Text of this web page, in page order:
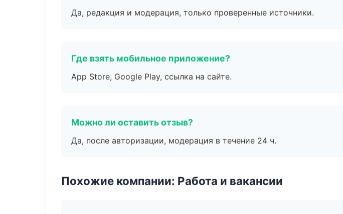
Да, редакция и модерация, только проверенные источники.
Где взять мобильное приложение?
App Store, Google Play, ссылка на сайте.
Можно ли оставить отзыв?
Да, после авторизации, модерация в течение 24 ч.
Похожие компании: Работа и вакансии